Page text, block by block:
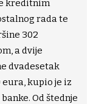
kreditnim
rada te
302
a dvije
dvadesetak
kupio je iz
Od štednje